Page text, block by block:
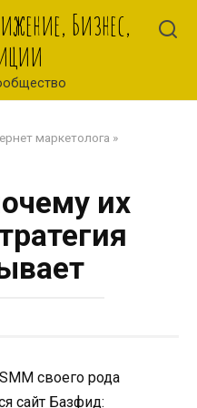
Бизнес,
маркетолога »
их
своего рода
сайт Базфид: